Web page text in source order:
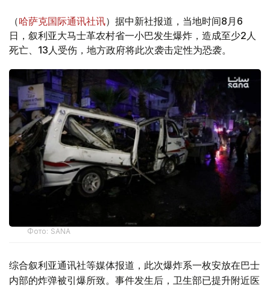
（哈萨克国际通讯社讯）据中新社报道，当地时间8月6
日，叙利亚大马士革农村省一小巴发生爆炸，造成至少2人
死亡、13人受伤，地方政府将此次袭击定性为恐袭。
Фото: SANA
综合叙利亚通讯社等媒体报道，此次爆炸系一枚安放在巴士
内部的炸弹被引爆所致。事件发生后，卫生部已提升附近医